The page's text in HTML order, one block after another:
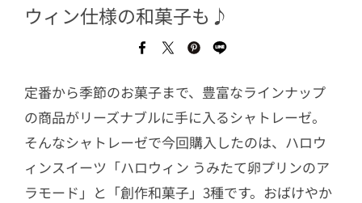
ウィン仕様の和菓子も♪
定番から季節のお菓子まで、豊富なラインナップ
の商品がリーズナブルに手に入るシャトレーゼ。
そんなシャトレーゼで今回購入したのは、ハロウ
ィンスイーツ「ハロウィン うみたて卵プリンのア
ラモード」と「創作和菓子」3種です。おばけやか